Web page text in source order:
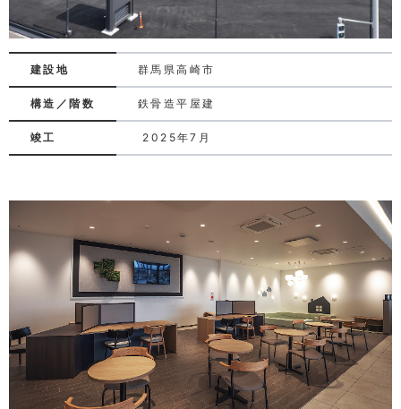
建設地 群馬県高崎市
構造／階数 鉄骨造平屋建
竣工 2025年7月